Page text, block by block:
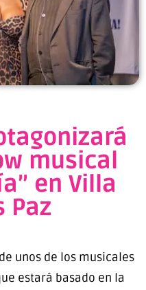
musical
en Villa
Paz
unos de los musicales
estará basado en la